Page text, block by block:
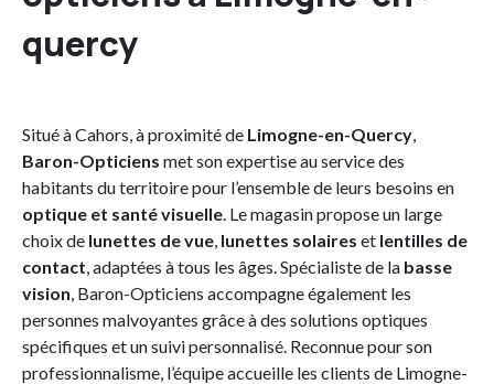
quercy
Situé à Cahors, à proximité de Limogne-en-Quercy,
Baron-Opticiens met son expertise au service des
habitants du territoire pour l’ensemble de leurs besoins en
optique et santé visuelle. Le magasin propose un large
choix de lunettes de vue, lunettes solaires et lentilles de
contact, adaptées à tous les âges. Spécialiste de la basse
vision, Baron-Opticiens accompagne également les
personnes malvoyantes grâce à des solutions optiques
spécifiques et un suivi personnalisé. Reconnue pour son
professionnalisme, l’équipe accueille les clients de Limogne-